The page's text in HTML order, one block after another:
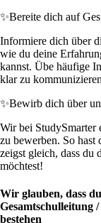
✨Bereite dich auf
Informiere dich über
wie du deine
kannst. Übe häufige
klar zu
✨Bewirb dich über
Wir bei StudySmarter
zu bewerben. So hast
zeigst gleich, dass du
möchtest!
Wir glauben, dass
Gesamtschulleitung
bestehen